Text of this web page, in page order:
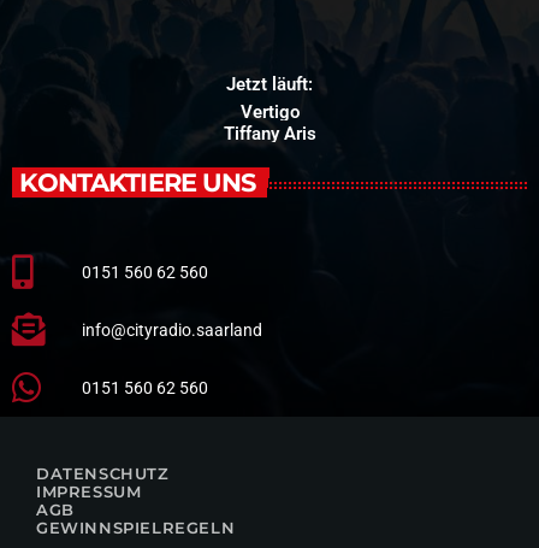
Jetzt läuft:
Vertigo
Tiffany Aris
KONTAKTIERE UNS
0151 560 62 560
info@cityradio.saarland
0151 560 62 560
DATENSCHUTZ
IMPRESSUM
AGB
GEWINNSPIELREGELN